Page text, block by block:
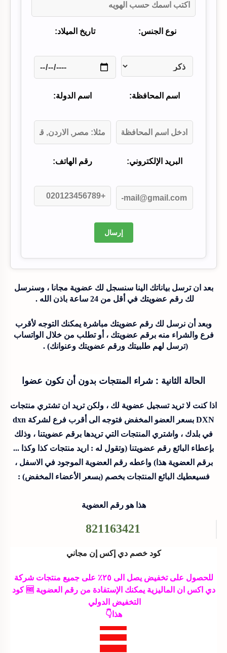
نوع الجنس: تاريخ الميلاد:
اسم المحافظة: اسم الدولة:
البريد الإلكتروني: رقم الهاتف:
إرسال
بعد ان ترسل بياناتك الينا سنسجل لك عضوية مجانا ، وسنرسل
لك رقم عضويتك في أقل من 24 ساعة باذن الله .
وبعد أن نرسل لك رقم عضويتك مباشرة يمكنك التوجه لأقرب
فرع والشراء منه برقم عضويتك ، أو تطلب من خلال الواتساب
(ترسل لهم طلبيتك ورقم عضويتك وعنوانك) .
الحالة الثانية : شراء المنتجات بدون أن تكون عضوا
اذا كنت لا تريد تسجيل عضوية لك ، ولكن تريد ان تشتري منتجات
DXN بسعر العضو المخفض فتوجه الى أقرب فرع لشركة dxn
في بلدك ، واشتري المنتجات التي تريدها برقم عضويتنا ، وذلك
بإعطاء البائع رقم عضويتنا (وتقول له : اريد منتجات كذا وكذا ...
برقم العضوية هذا) واعطه رقم العضوية الموجود في الاسفل ،
فسيعطيك البائع المنتجات بخصم (بسعر الأعضاء المخفض) :
هذا هو رقم العضوية
821163421
كود خصم دي إكس إن مجاني
للحصول على تخفيض يصل الى ٢٥٪ على جميع منتجات شركة
دي اكس ان الماليزية يمكنك الإستفادة من رقم العضوية 🆓 كود
التخفيض الدولي
هذا👇